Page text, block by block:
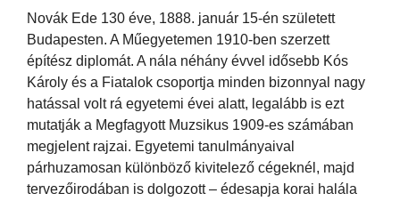
Novák Ede 130 éve, 1888. január 15-én született
Budapesten. A Műegyetemen 1910-ben szerzett
építész diplomát. A nála néhány évvel idősebb Kós
Károly és a Fiatalok csoportja minden bizonnyal nagy
hatással volt rá egyetemi évei alatt, legalább is ezt
mutatják a Megfagyott Muzsikus 1909-es számában
megjelent rajzai. Egyetemi tanulmányaival
párhuzamosan különböző kivitelező cégeknél, majd
tervezőirodában is dolgozott – édesapja korai halála